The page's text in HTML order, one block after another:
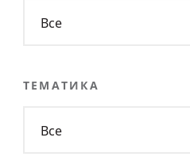
Все
ТЕМАТИКА
Все